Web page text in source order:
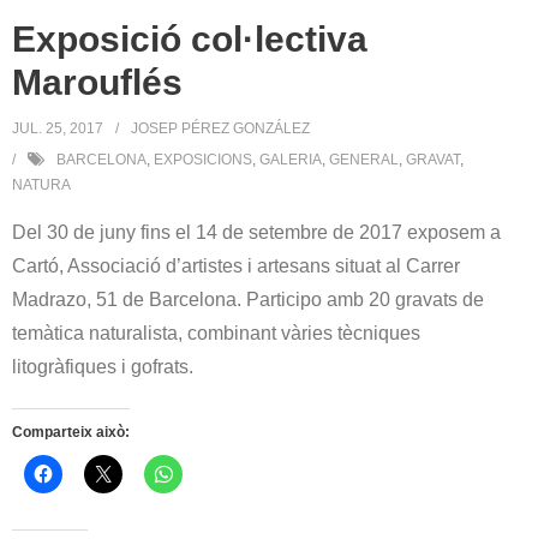
Exposició col·lectiva
Marouflés
JUL. 25, 2017
JOSEP PÉREZ GONZÁLEZ
BARCELONA, EXPOSICIONS, GALERIA, GENERAL, GRAVAT,
NATURA
Del 30 de juny fins el 14 de setembre de 2017 exposem a
Cartó, Associació d’artistes i artesans situat al Carrer
Madrazo, 51 de Barcelona. Participo amb 20 gravats de
temàtica naturalista, combinant vàries tècniques
litogràfiques i gofrats.
Comparteix això: